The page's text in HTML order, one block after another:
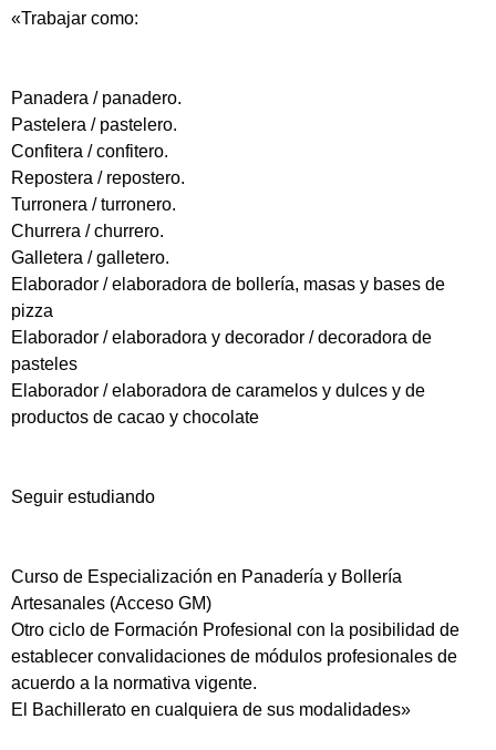
«Trabajar como:
Panadera / panadero.
Pastelera / pastelero.
Confitera / confitero.
Repostera / repostero.
Turronera / turronero.
Churrera / churrero.
Galletera / galletero.
Elaborador / elaboradora de bollería, masas y bases de
pizza
Elaborador / elaboradora y decorador / decoradora de
pasteles
Elaborador / elaboradora de caramelos y dulces y de
productos de cacao y chocolate
Seguir estudiando
Curso de Especialización en Panadería y Bollería
Artesanales (Acceso GM)
Otro ciclo de Formación Profesional con la posibilidad de
establecer convalidaciones de módulos profesionales de
acuerdo a la normativa vigente.
El Bachillerato en cualquiera de sus modalidades»